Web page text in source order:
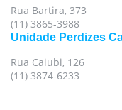
Rua Bartira, 373
(11) 3865-3988
Unidade Perdizes
Rua Caiubi, 126
(11) 3874-6233